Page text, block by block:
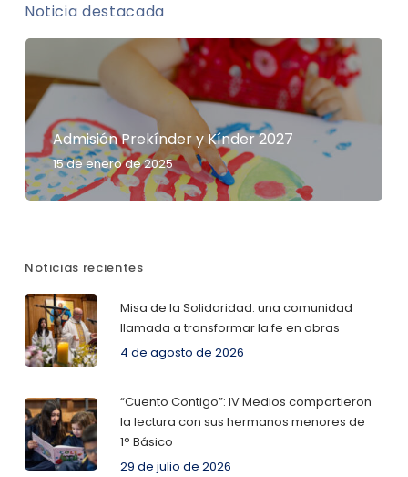
Noticia destacada
Admisión Prekínder y Kínder 2027
15 de enero de 2025
Noticias recientes
Misa de la Solidaridad: una comunidad
llamada a transformar la fe en obras
4 de agosto de 2026
“Cuento Contigo”: IV Medios compartieron
la lectura con sus hermanos menores de
1° Básico
29 de julio de 2026